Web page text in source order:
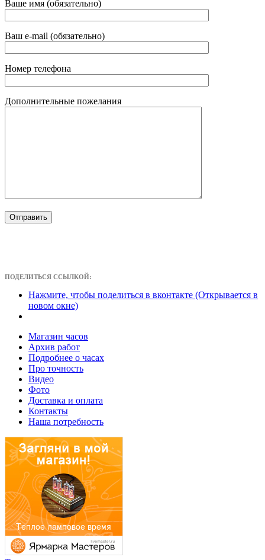
Ваше имя (обязательно)
Ваш e-mail (обязательно)
Номер телефона
Дополнительные пожелания
ПОДЕЛИТЬСЯ ССЫЛКОЙ:
Нажмите, чтобы поделиться в вконтакте (Открывается в
новом окне)
Магазин часов
Архив работ
Подробнее о часах
Про точность
Видео
Фото
Доставка и оплата
Контакты
Наша потребность